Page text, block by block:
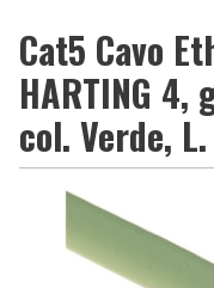
Cat5 Cavo
HARTING
col. Verde,